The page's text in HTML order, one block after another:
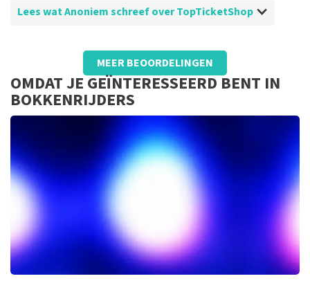
Lees wat Anoniem schreef over TopTicketShop
Beoordeling van Anoniem overTopTicketShop
Goed geregeld
Alles in kannen en kruiken, de parkeerplaats was ook
prima geregeld en niet ver lopen
MEER BEOORDELINGEN
OMDAT JE GEÏNTERESSEERD BENT IN
BOKKENRIJDERS